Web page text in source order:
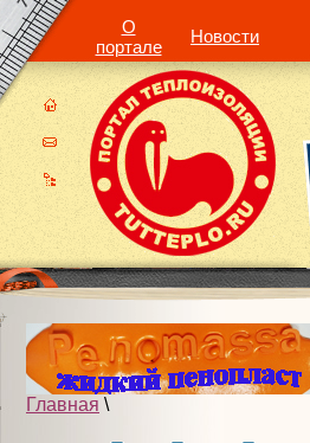
О
портале
Новости
Главная \